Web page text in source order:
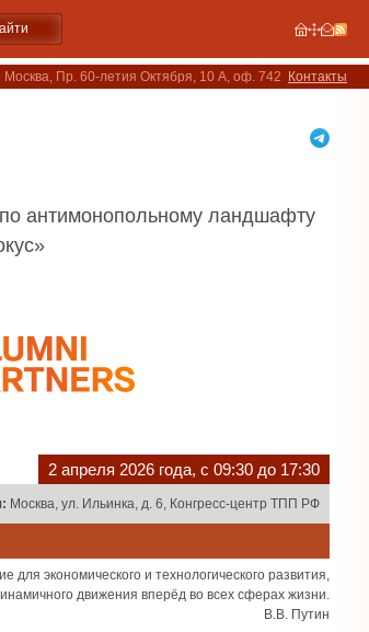
Москва, Пр. 60-летия Октября, 10 А, оф. 742 Контакты
антимонопольному ландшафту
2 апреля 2026 года, с 09:30 до 17:30
Москва, ул. Ильинка, д. 6, Конгресс-центр ТПП РФ
экономического и технологического развития,
движения вперёд во всех сферах жизни.
В.В. Путин